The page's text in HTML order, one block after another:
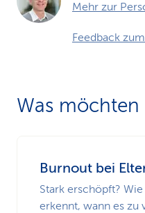
Mehr zur
Feedback
Was möchten
Burnout bei
Stark erschöpft?
erkennt, wann es zu